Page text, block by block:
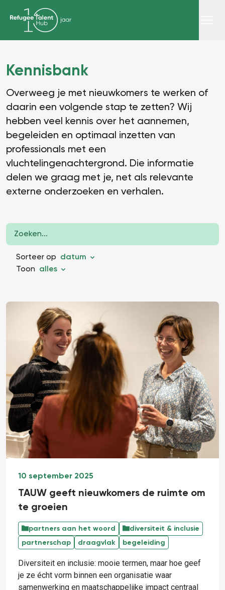
Kennisbank
Overweeg je met nieuwkomers te werken of
daarin een volgende stap te zetten? Wij
hebben veel kennis over het aannemen,
begeleiden en optimaal inzetten van
professionals met een
vluchtelingenachtergrond. Die informatie
delen we graag met je, net als relevante
externe onderzoeken en verhalen.
Sorteer op datum
Toon alles
10 september 2025
TAUW geeft nieuwkomers de ruimte om
te groeien
partners aan het woord
diversiteit & inclusie
partnerschap
draagvlak begeleiding
Diversiteit en inclusie: mooie termen, maar hoe geef
je ze écht vorm binnen een organisatie waar
samenwerking en maatschappelijke impact centraal